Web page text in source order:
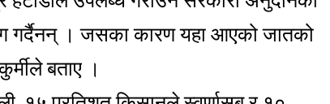
गर्दैनन् । जसका कारण यहा आएको जातको
बताए ।